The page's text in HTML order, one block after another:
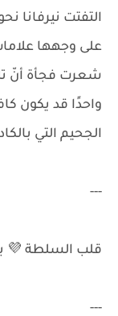
التفتت نيرفانا
على وجهها
شعرت فجأة أنّ
واحدًا قد يكون
الجحيم التي
---
قلب السلطة 💜
---